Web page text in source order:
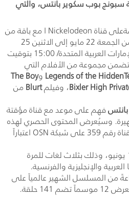
بوب سكوير بانتس، والتي
قناةNickelodeonا مع باقة من
البرامج الخاصة التي يبدأ بثها من الجمعة 22 مايو إلى الاثنين 25
مايو الساعة 16:00 بتوقيت الإمارات العربية المتحدة/ 15:00 بتوقيت
مجموعة من الأفلام التي
Legends of theوThe Boy
Bixler High، وفيلمBlurtمن
فهم على موعد مع قناة مؤقتة
وسيُعرض المحتوى الحصري لهذه
على شبكة OSNاعتباراً
29 مايو وحتى يوم السبت 13 يونيو، وذلك بثلاث لغات للمرة
والإنجليزية والفرنسية.
القناة أكثر من 70 ساعةً من المسلسل الشهير عالمياً على